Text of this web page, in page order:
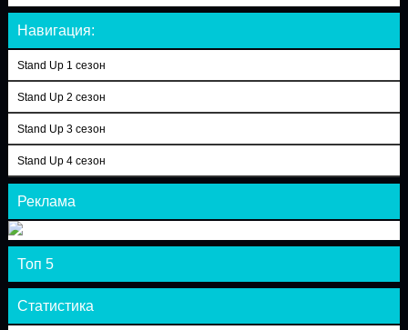
Навигация:
Stand Up 1 сезон
Stand Up 2 сезон
Stand Up 3 сезон
Stand Up 4 сезон
Реклама
Топ 5
Статистика